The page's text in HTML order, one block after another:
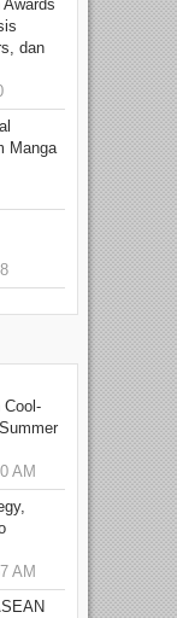
dan
Manga
Cool-
AM
AM